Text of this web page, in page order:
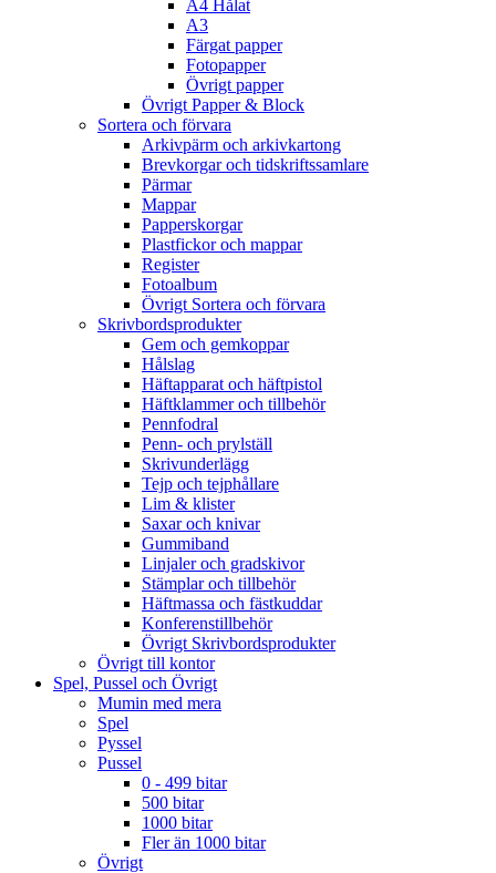
A4 Hålat
A3
Färgat papper
Fotopapper
Övrigt papper
Övrigt Papper & Block
Sortera och förvara
Arkivpärm och arkivkartong
Brevkorgar och tidskriftssamlare
Pärmar
Mappar
Papperskorgar
Plastfickor och mappar
Register
Fotoalbum
Övrigt Sortera och förvara
Skrivbordsprodukter
Gem och gemkoppar
Hålslag
Häftapparat och häftpistol
Häftklammer och tillbehör
Pennfodral
Penn- och prylställ
Skrivunderlägg
Tejp och tejphållare
Lim & klister
Saxar och knivar
Gummiband
Linjaler och gradskivor
Stämplar och tillbehör
Häftmassa och fästkuddar
Konferenstillbehör
Övrigt Skrivbordsprodukter
Övrigt till kontor
Spel, Pussel och Övrigt
Mumin med mera
Spel
Pyssel
Pussel
0 - 499 bitar
500 bitar
1000 bitar
Fler än 1000 bitar
Övrigt